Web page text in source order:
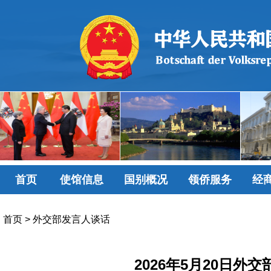
首页 使馆信息 国别概况 领侨服务 经
首页 > 外交部发言人谈话
2026年5月20日外交